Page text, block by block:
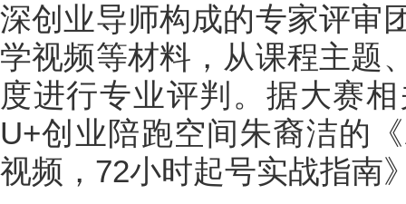
深创业导师构成的专家评审
学视频等材料，从课程主题
度进行专业评判。据大赛
U+创业陪跑空间朱裔洁的
视频，72小时起号实战指南